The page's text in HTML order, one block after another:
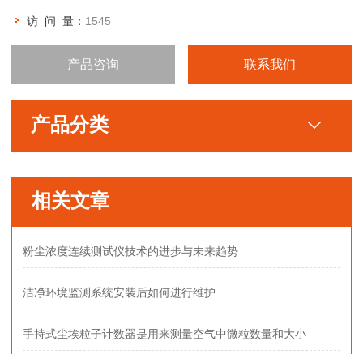
访 问 量： 1545
产品咨询 联系我们
产品分类
相关文章
粉尘浓度连续测试仪技术的进步与未来趋势
洁净环境监测系统安装后如何进行维护
手持式尘埃粒子计数器是用来测量空气中微粒数量和大小